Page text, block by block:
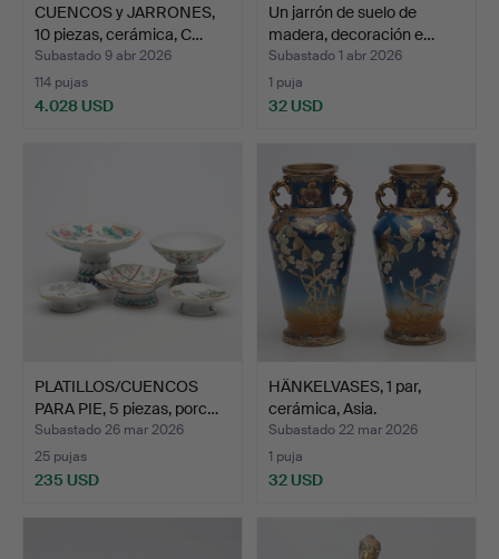
CUENCOS y JARRONES,
10 piezas, cerámica, C…
Subastado 9 abr 2026
114 pujas
4.028 USD
Un jarrón de suelo de
madera, decoración e…
Subastado 1 abr 2026
1 puja
32 USD
PLATILLOS/CUENCOS
PARA PIE, 5 piezas, porc…
Subastado 26 mar 2026
25 pujas
235 USD
HÄNKELVASES, 1 par,
cerámica, Asia.
Subastado 22 mar 2026
1 puja
32 USD